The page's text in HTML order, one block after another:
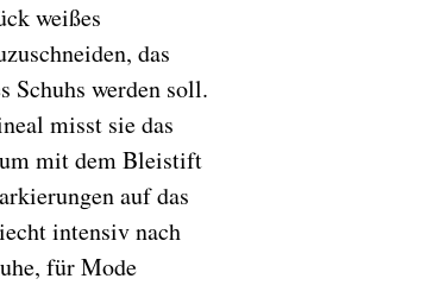
weißes
das
Schuhs werden soll.
misst sie das
mit dem Bleistift
auf das
intensiv nach
für Mode